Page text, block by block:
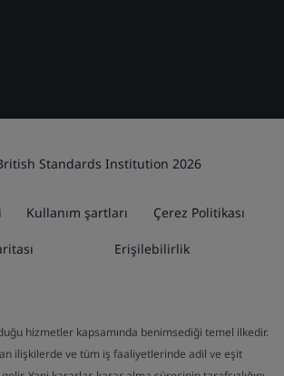
Standards Institution 2026
Kullanım şartları Çerez Politikası
Erişilebilirlik
hizmetler kapsamında benimsediği temel ilkedir.
ilişkilerde ve tüm iş faaliyetlerinde adil ve eşit